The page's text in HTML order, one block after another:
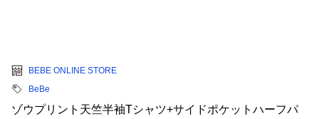
BEBE ONLINE STORE
BeBe
ゾウプリント天竺半袖Tシャツ+サイドポケットハーフパ